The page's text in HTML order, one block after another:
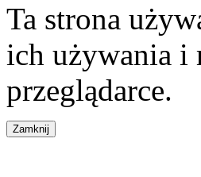
Ta strona
ich używania i
przeglądarce.